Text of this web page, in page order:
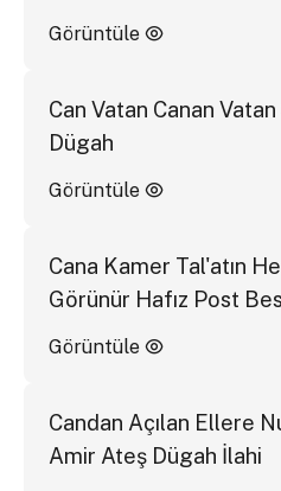
Görüntüle
Can Vatan Canan
Dügah
Görüntüle
Cana Kamer Tal'atın
Görünür Hafız Post
Görüntüle
Candan Açılan Ellere
Amir Ateş Dügah İlahi